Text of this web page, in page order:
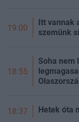
19:00
Itt vannak
szemünk
18:55
Soha nem
18:37 Hetek óta